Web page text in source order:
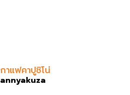
กาแฟคาปูชิโน่
annyakuza